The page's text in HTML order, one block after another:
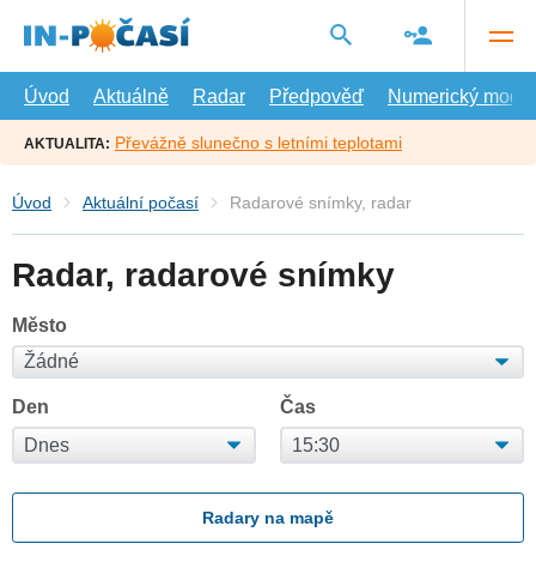
hlavní
Úvod
Aktuálně Radar Předpověď Numerický model
AKTUALITA: Převážně slunečno s letními teplotami
Úvod Aktuální počasí Radarové snímky, radar
Radar, radarové snímky
Město
Den Čas
Radary na mapě